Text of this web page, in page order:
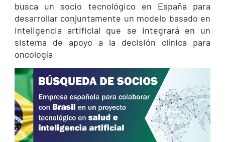
busca un socio tecnológico en España para
desarrollar conjuntamente un modelo basado en
inteligencia artificial que se integrará en un
sistema de apoyo a la decisión clínica para
oncología